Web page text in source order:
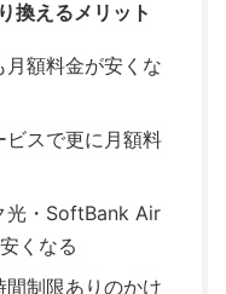
換えるメリット
額料金が安くな
スで更に月額料
・SoftBank Air
くなる
制限ありのかけ